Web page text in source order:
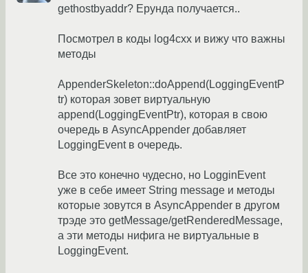
gethostbyaddr? Ерунда получается..
Посмотрел в коды log4cxx и вижу что важны
методы
AppenderSkeleton::doAppend(LoggingEventP
tr) которая зовет виртуальную
append(LoggingEventPtr), которая в свою
очередь в AsyncAppender добавляет
LoggingEvent в очередь.
Все это конечно чудесно, но LogginEvent
уже в себе имеет String message и методы
которые зовутся в AsyncAppender в другом
трэде это getMessage/getRenderedMessage,
а эти методы нифига не виртуальные в
LoggingEvent.